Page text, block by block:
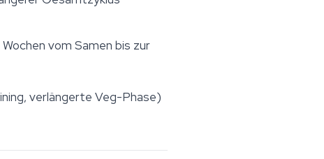
vom Samen bis zur
verlängerte Veg-Phase)